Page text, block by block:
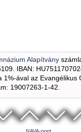
Alapítvány
IBAN:
ával az Evangélikus
19007263-1-42.